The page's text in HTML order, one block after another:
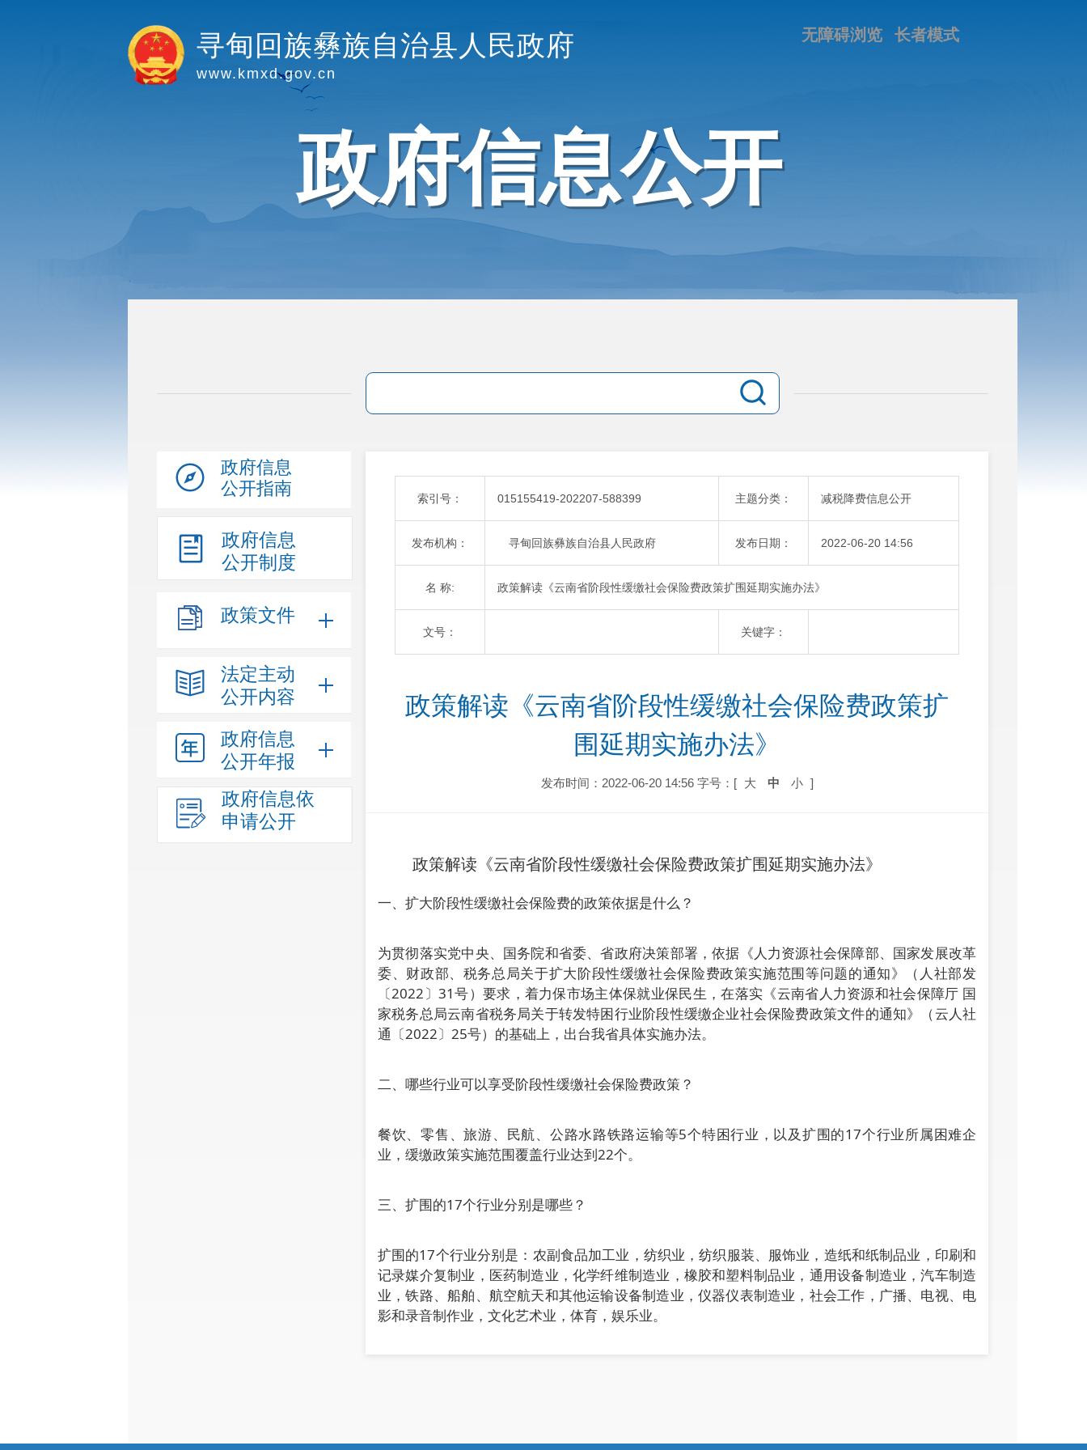
长者模式
无障碍浏览
寻甸回族彝族自治县人民政府
www.kmxd.gov.cn
政府信息公开
政府信息
公开指南
政府信息
公开制度
政策文件
法定主动
公开内容
政府信息
公开年报
政府信息依
申请公开
索引号： 015155419-202207-588399 主题分类： 减税降费信息公开
发布机构： 寻甸回族彝族自治县人民政府 发布日期： 2022-06-20 14:56
名 称: 政策解读《云南省阶段性缓缴社会保险费政策扩围延期实施办法》
文号： 关键字：
政策解读《云南省阶段性缓缴社会保险费政策扩
围延期实施办法》
发布时间：2022-06-20 14:56 字号：[ 大 中 小 ]
政策解读《云南省阶段性缓缴社会保险费政策扩围延期实施办法》
一、扩大阶段性缓缴社会保险费的政策依据是什么？
为贯彻落实党中央、国务院和省委、省政府决策部署，依据《人力资源社会保障部、国家发展改革
委、财政部、税务总局关于扩大阶段性缓缴社会保险费政策实施范围等问题的通知》（人社部发
〔2022〕31号）要求，着力保市场主体保就业保民生，在落实《云南省人力资源和社会保障厅 国
家税务总局云南省税务局关于转发特困行业阶段性缓缴企业社会保险费政策文件的通知》（云人社
通〔2022〕25号）的基础上，出台我省具体实施办法。
二、哪些行业可以享受阶段性缓缴社会保险费政策？
餐饮、零售、旅游、民航、公路水路铁路运输等5个特困行业，以及扩围的17个行业所属困难企
业，缓缴政策实施范围覆盖行业达到22个。
三、扩围的17个行业分别是哪些？
扩围的17个行业分别是：农副食品加工业，纺织业，纺织服装、服饰业，造纸和纸制品业，印刷和
记录媒介复制业，医药制造业，化学纤维制造业，橡胶和塑料制品业，通用设备制造业，汽车制造
业，铁路、船舶、航空航天和其他运输设备制造业，仪器仪表制造业，社会工作，广播、电视、电
影和录音制作业，文化艺术业，体育，娱乐业。